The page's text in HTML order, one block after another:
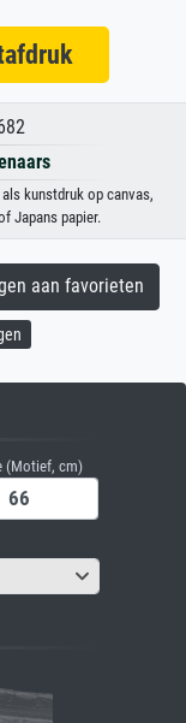
als kunstdruk op canvas,
Japans papier.
aan favorieten
(Motief, cm)